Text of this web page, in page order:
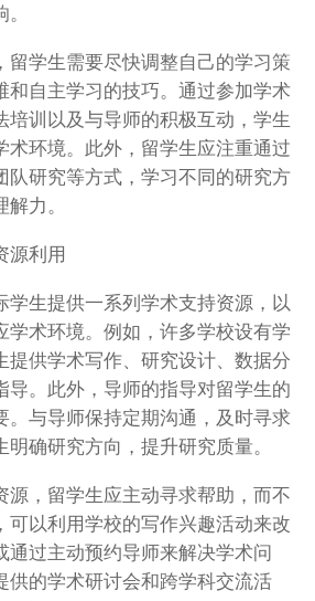
留学生需要尽快调整自己的学习策
和自主学习的技巧。通过参加学术
培训以及与导师的积极互动，学生
术环境。此外，留学生应注重通过
队研究等方式，学习不同的研究方
力。
源利用
学生提供一系列学术支持资源，以
学术环境。例如，许多学校设有学
提供学术写作、研究设计、数据分
导。此外，导师的指导对留学生的
。与导师保持定期沟通，及时寻求
确研究方向，提升研究质量。
源，留学生应主动寻求帮助，而不
可以利用学校的写作兴趣活动来改
通过主动预约导师来解决学术问
供的学术研讨会和跨学科交流活